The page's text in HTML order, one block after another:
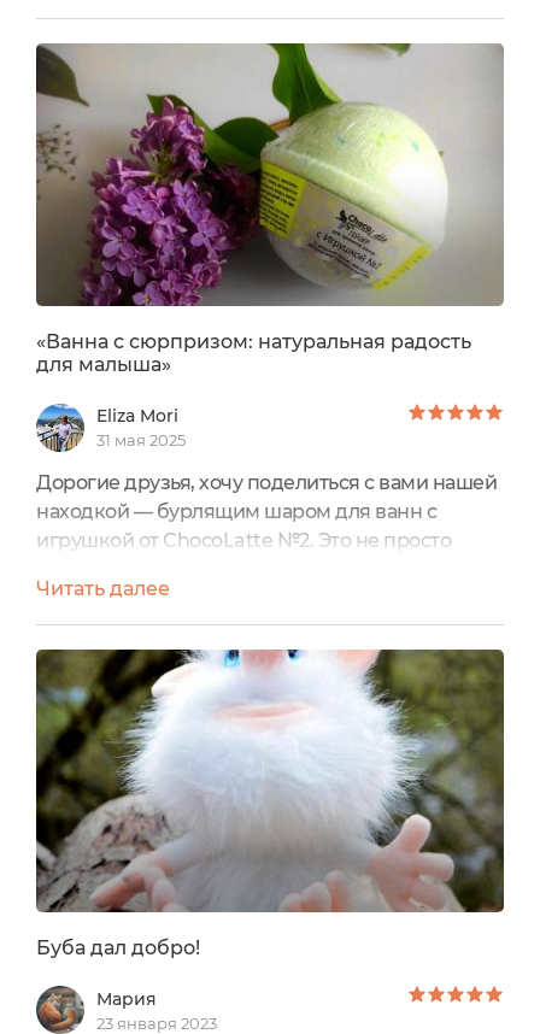
симпатичное оформление.Сам шарик был
упакован в прозрачную плёнку. По весу гейзер
150±15 гр. Срок годности: 24 месяца с даты
изготовления. Годен до: 19.12.2027Хранить в
сухом месте.Дата изготовления: 19.12.25....
«Ванна с сюрпризом: натуральная радость
для малыша»
Eliza Mori
31 мая 2025
Дорогие друзья, хочу поделиться с вами нашей
находкой — бурлящим шаром для ванн с
игрушкой от ChocoLatte №2. Это не просто
превращает обычное купание в особенное
событие!Почему мы выбрали именно эту
бомбочку? Мой малыш просто обожает
купаться с ней! Но для меня важно не только
развлечение, но и безопасность. Бомбочка от
ChocoLatte полностью натуральна, не...
Читать далее
Буба дал добро!
Мария
23 января 2023